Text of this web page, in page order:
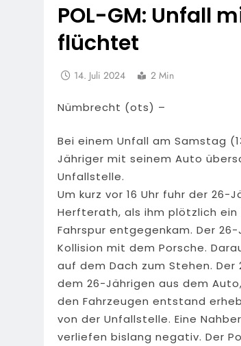
POL-GM: Unfall
flüchtet
14. Juli 2024 2 Min
Nümbrecht (ots) –
Bei einem Unfall am Samstag
Jähriger mit seinem Auto
Unfallstelle.
Um kurz vor 16 Uhr fuhr der 26-
Herfterath, als ihm plötzlich ein
Fahrspur entgegenkam. Der
Kollision mit dem Porsche.
auf dem Dach zum Stehen.
dem 26-Jährigen aus dem
den Fahrzeugen entstand
von der Unfallstelle. Eine
verliefen bislang negativ. Der